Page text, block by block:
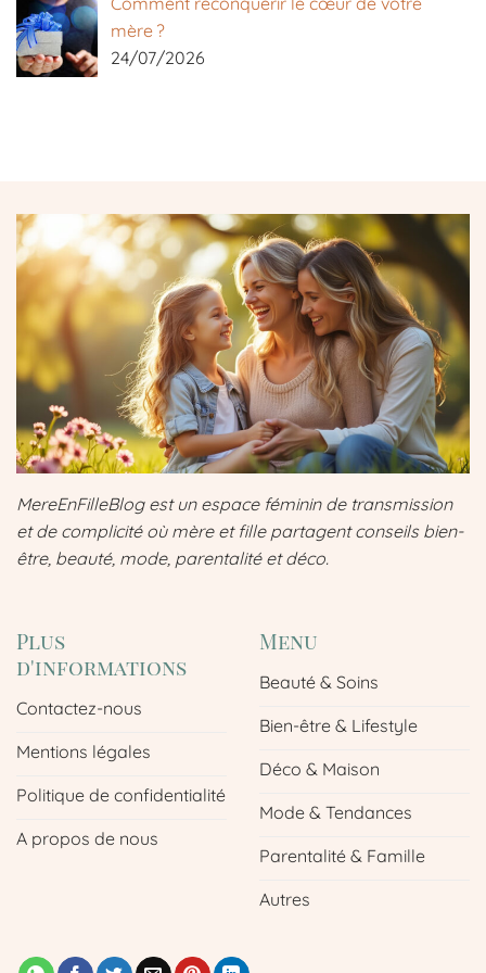
mère ?
24/07/2026
MereEnFilleBlog est un espace féminin de transmission
et de complicité où mère et fille partagent conseils bien-
être, beauté, mode, parentalité et déco.
Plus
d'informations
Contactez-nous
Mentions légales
Politique de confidentialité
A propos de nous
Menu
Beauté & Soins
Bien-être & Lifestyle
Déco & Maison
Mode & Tendances
Parentalité & Famille
Autres